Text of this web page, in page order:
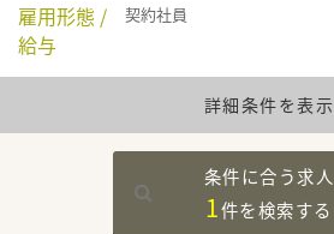
雇用形態 /
給与
契約社員
詳細条件を表示
条件に合う求人
1件を検索する